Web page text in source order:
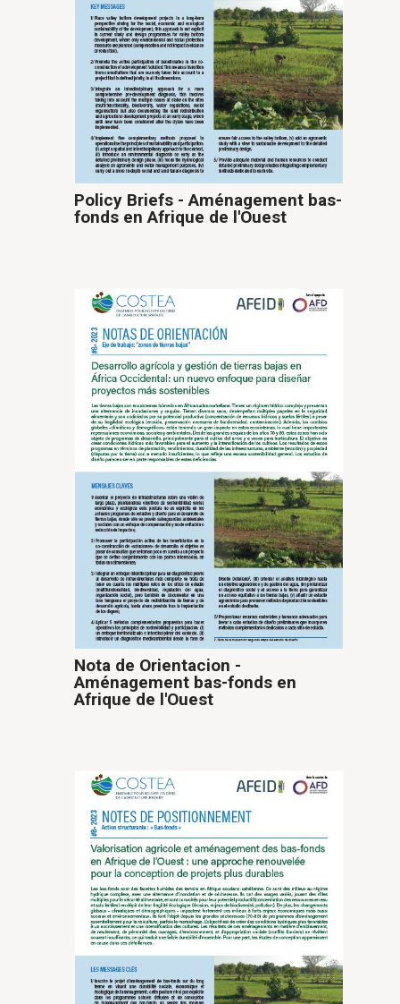
Policy Briefs - Aménagement bas-
fonds en Afrique de l'Ouest
Nota de Orientacion -
Aménagement bas-fonds en
Afrique de l'Ouest